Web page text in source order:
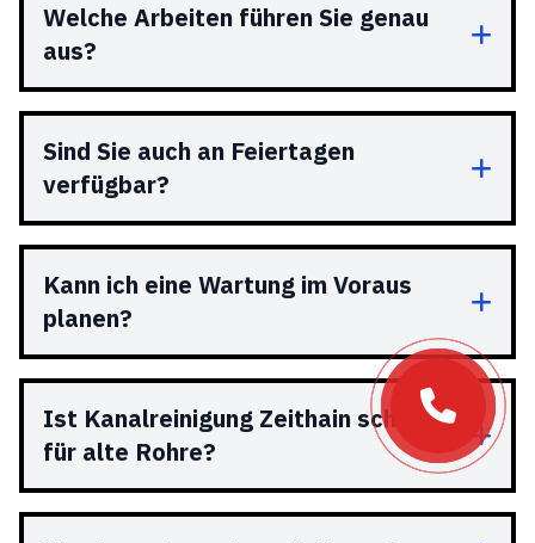
Welche Arbeiten führen Sie genau
aus?
Sind Sie auch an Feiertagen
verfügbar?
Kann ich eine Wartung im Voraus
planen?
Ist Kanalreinigung Zeithain schonend
für alte Rohre?